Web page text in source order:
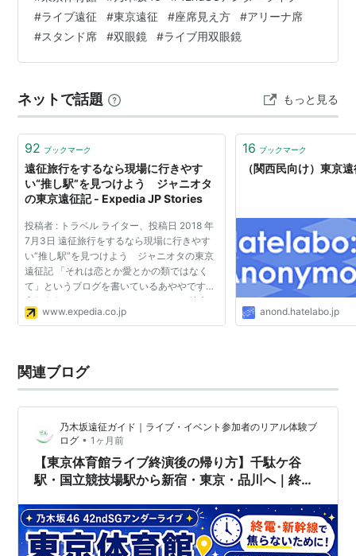
エリアでも見え方は変わります。 特に「アリーナ席だか
ら双眼鏡はいらない」と決めつけると、後方や端の席だ
った場合に、表情や細かな演出を見逃しやすくなりま
す。 この記事では、東京体育館ライブのアリーナ席・ス
やすい座席、8倍・10倍で迷ったときの選び方をまと…
#ライブ遠征 #東京遠征 #座席見え方 #アリーナ席
#スタンド席 #双眼鏡 #ライブ用双眼鏡
ネットで話題 もっと見る
92 ブックマーク
遠征旅行をするなら現場に行きやす
い“推し駅”を見つけよう ジャニオタ
の東京遠征記 - Expedia JP Stories
投稿者 : トラベル ライター、投稿日 2018 年
7月3日 遠征旅行をするなら現場に行きやす
い“推し駅”を見つけよう ジャニオタの東京
遠征記 「それは恋とか愛とかの類ではなく
て」というブログを書いているあややです。
高知在住のアラサージャニオタです。 地方に
住んでいる方々は東京に遊びに行くとき、ど
www.expedia.co.jp
16 ブックマーク
（関西民向け）東京
anond.hatelabo.jp
関連ブログ
乃木坂遠征ガイド｜ライブ・イベント参加者のリアル体験ブ
ログ • 1ヶ月前
【東京体育館ライブ終演後の帰り方】千駄ケ谷
駅・国立競技場駅から新宿・東京・品川へ｜終電